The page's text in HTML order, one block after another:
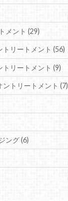
メント (29)
リートメント (56)
リートメント (9)
トリートメント (7)
ング (6)